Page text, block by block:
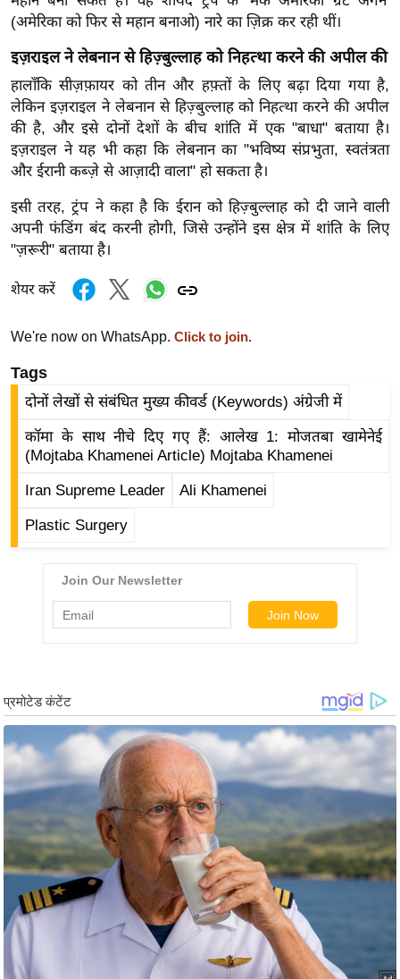
न
ग
त
बॉ
ली
वु
ड
हॉ
ली
वु
ल्म
मी
क्षा
e
a
k
ला
इ
फ
स्टा
ल
टे
क्नॉ
लॉ
जी
ब्यू
टी
(अमेरिका को फिर से महान बनाओ) नारे का ज़िक्र कर रही थीं।
इज़राइल ने लेबनान से हिज़्बुल्लाह को निहत्था करने की अपील की
हालाँकि सीज़फ़ायर को तीन और हफ़्तों के लिए बढ़ा दिया गया है,
लेकिन इज़राइल ने लेबनान से हिज़्बुल्लाह को निहत्था करने की अपील
की है, और इसे दोनों देशों के बीच शांति में एक "बाधा" बताया है।
इज़राइल ने यह भी कहा कि लेबनान का "भविष्य संप्रभुता, स्वतंत्रता
और ईरानी कब्ज़े से आज़ादी वाला" हो सकता है।
इसी तरह, ट्रंप ने कहा है कि ईरान को हिज़्बुल्लाह को दी जाने वाली
अपनी फंडिंग बंद करनी होगी, जिसे उन्होंने इस क्षेत्र में शांति के लिए
"ज़रूरी" बताया है।
शेयर करें
We're now on WhatsApp. Click to join.
Tags
दोनों लेखों से संबंधित मुख्य कीवर्ड (Keywords) अंग्रेजी में
कॉमा के साथ नीचे दिए गए हैं: आलेख 1: मोजतबा खामेनेई
(Mojtaba Khamenei Article) Mojtaba Khamenei
Iran Supreme Leader Ali Khamenei
Plastic Surgery